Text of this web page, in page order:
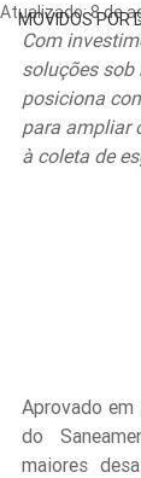
MOVIDOS POR
Atualizado:8 de
Com
soluções sob
posiciona
para ampliar
à coleta de
Aprovado
do
maiores